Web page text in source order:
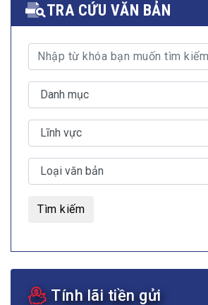
TRA CỨU VĂN BẢN
Tìm kiếm
Tính lãi tiền gửi